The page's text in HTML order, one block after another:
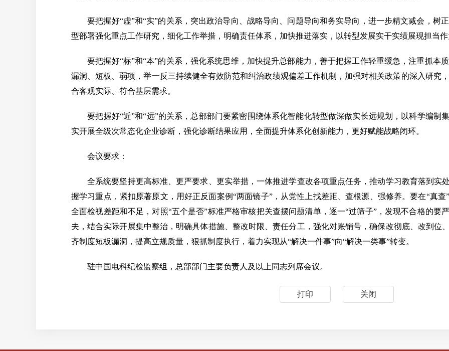
要把握好“虚”和“实”的关系，突出政治导向、战略导向、问题导向和务实导向，进一步精文减会，树
型部署强化重点工作研究，细化工作举措，明确责任体系，加快推进落实，以转型发展实干实绩展现担当作
要把握好“标”和“本”的关系，强化系统思维，加快提升总部能力，善于把握工作轻重缓急，注重抓本
漏洞、短板、弱项，举一反三持续健全有效防范和纠治政绩观偏差工作机制，加强对相关政策的深入研究
合客观实际、符合基层需求。
要把握好“近”和“远”的关系，总部部门要紧密围绕体系化智能化转型做深做实长远规划，以科学编制
实开展全级次常态化企业诊断，强化诊断结果应用，全面提升体系化创新能力，更好赋能战略闭环。
会议要求：
全系统要坚持更高标准、更严要求、更实举措，一体推进学查改各项重点任务，推动学习教育落到实
握学习重点，紧扣原著原文，用好正反面案例“两面镜子”，从党性上找差距、查根源、强修养。要在“真查
全面检视差距和不足，对照“五个是否”标准严格审核把关查摆问题清单，逐一“过筛子”，发现不合格的要
夫，结合实际开展集中整治，明确具体措施、整改时限、责任分工，强化对账销号，确保改彻底、改到位
齐制度短板漏洞，提高立规质量，狠抓制度执行，着力实现从“解决一件事”向“解决一类事”转变。
驻中国电科纪检监察组，总部部门主要负责人及以上同志列席会议。
打印 关闭